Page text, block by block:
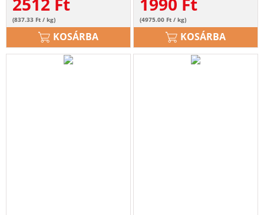
(837.33 Ft / kg)
KOSÁRBA
(4975.00 Ft / kg)
KOSÁRBA